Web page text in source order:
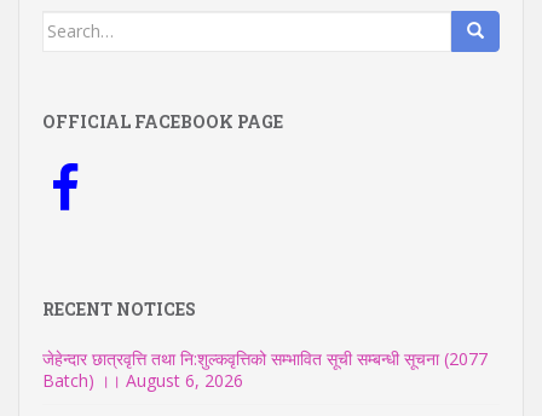
Search
OFFICIAL FACEBOOK PAGE
RECENT NOTICES
जेहेन्दार छात्रवृत्ति तथा नि:शुल्कवृत्तिको सम्भावित सूची सम्बन्धी सूचना (2077
Batch) ।। August 6, 2026